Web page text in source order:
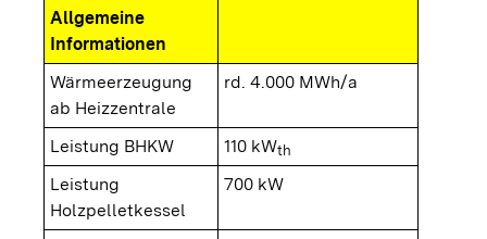
Allgemeine
Informationen
Wärmeerzeugung
ab Heizzentrale
rd. 4.000 MWh/a
Leistung BHKW 110 kWth
Leistung
Holzpelletkessel
700 kW